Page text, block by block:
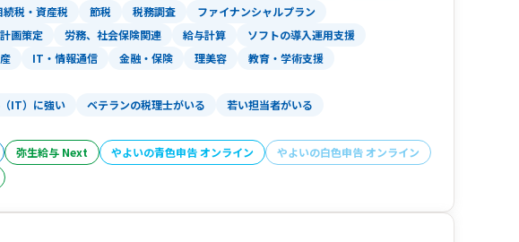
に、最も信頼できる「数字」という名の「武器」を授ける。
決断」の質を高め、会社の未来を守り抜く。
士事務所ではない。
と「勝利」にコミットする、戦略的パートナーである。
tax.com/customer/
続税・資産税 節税 税務調査
ファイナンシャルプラン
画策定 労務、社会保険関連 給与計算 ソフトの導入運用支援
IT・情報通信 金融・保険 理美容
教育・学術支援
IT）に強い ベテランの税理士がいる
若い担当者がいる
弥生給与 Next やよいの青色申告 オンライン
やよいの白色申告 オンライン